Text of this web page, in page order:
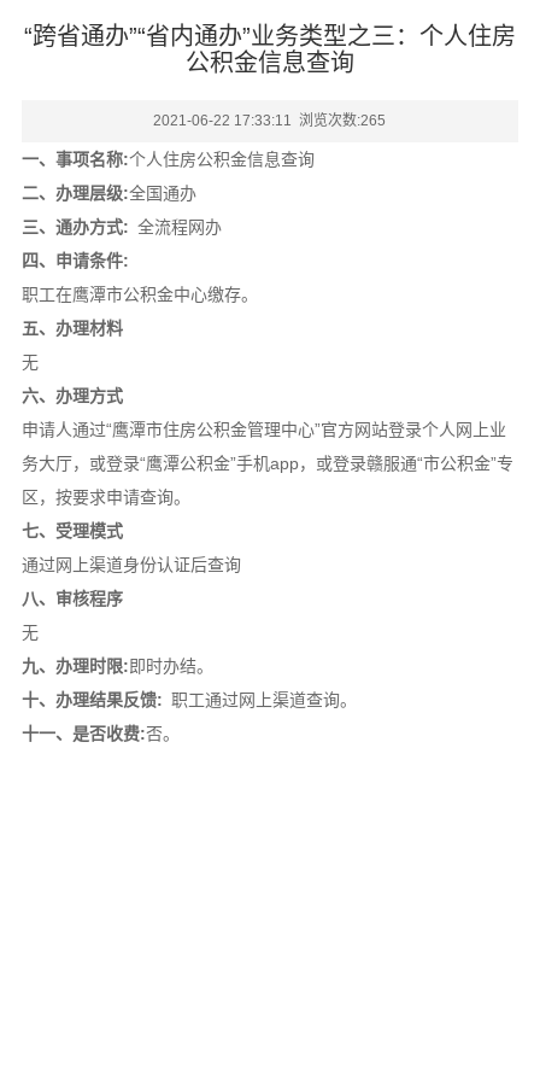
“跨省通办”“省内通办”业务类型之三：个人住房
公积金信息查询
2021-06-22 17:33:11 浏览次数:265
一、事项名称:个人住房公积金信息查询
二、办理层级:全国通办
三、通办方式: 全流程网办
四、申请条件:
职工在鹰潭市公积金中心缴存。
五、办理材料
无
六、办理方式
申请人通过“鹰潭市住房公积金管理中心”官方网站登录个人网上业
务大厅，或登录“鹰潭公积金”手机app，或登录赣服通“市公积金”专
区，按要求申请查询。
七、受理模式
通过网上渠道身份认证后查询
八、审核程序
无
九、办理时限:即时办结。
十、办理结果反馈: 职工通过网上渠道查询。
十一、是否收费:否。